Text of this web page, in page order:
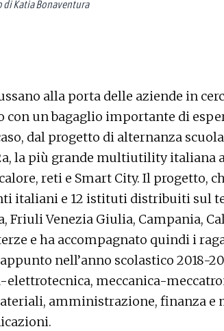
di Katia Bonaventura
alla porta delle aziende in
con un bagaglio importante di
dal progetto di alternanza
la più grande multiutility italiana
reti e Smart City. Il progetto,
italiani e 12 istituti distribuiti sul
Friuli Venezia Giulia, Campania,
e ha accompagnato quindi i
nell’anno scolastico 2018-
meccanica-
amministrazione, finanza e